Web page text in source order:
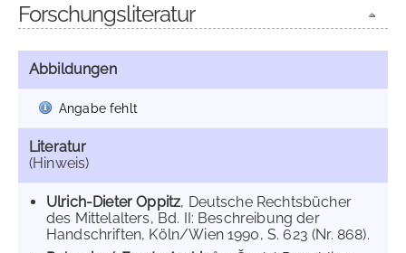
Forschungsliteratur
Abbildungen
Angabe fehlt
Literatur
(Hinweis)
Ulrich-Dieter Oppitz, Deutsche Rechtsbücher
des Mittelalters, Bd. II: Beschreibung der
Handschriften, Köln/Wien 1990, S. 623 (Nr. 868).